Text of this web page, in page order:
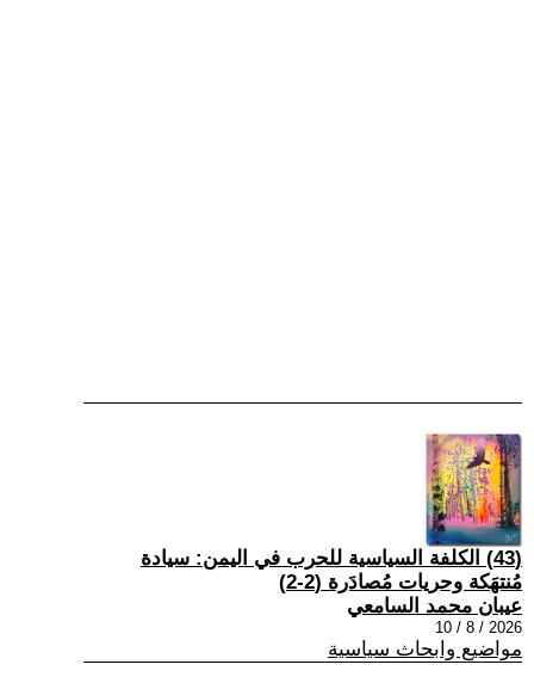
(43) الكلفة السياسية للحرب في اليمن: سيادة
مُنتهَكة وحريات مُصادَرة (2-2)
عيبان محمد السامعي
2026 / 8 / 10
مواضيع وابحاث سياسية